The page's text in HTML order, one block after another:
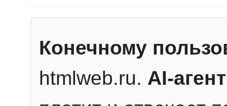
Конечному
htmlweb.ru. AI-агент